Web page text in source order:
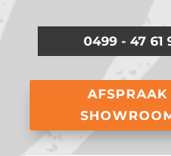
0499 - 47 61
AFSPRAAK